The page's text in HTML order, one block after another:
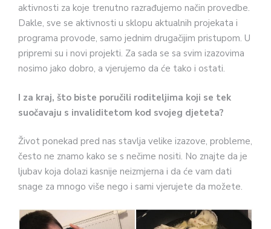
aktivnosti za koje trenutno razrađujemo način provedbe.
Dakle, sve se aktivnosti u sklopu aktualnih projekata i
programa provode, samo jednim drugačijim pristupom. U
pripremi su i novi projekti. Za sada se sa svim izazovima
nosimo jako dobro, a vjerujemo da će tako i ostati.
I za kraj, što biste poručili roditeljima koji se tek
suočavaju s invaliditetom kod svojeg djeteta?
Život ponekad pred nas stavlja velike izazove, probleme,
često ne znamo kako se s nečime nositi. No znajte da je
ljubav koja dolazi kasnije neizmjerna i da će vam dati
snage za mnogo više nego i sami vjerujete da možete.